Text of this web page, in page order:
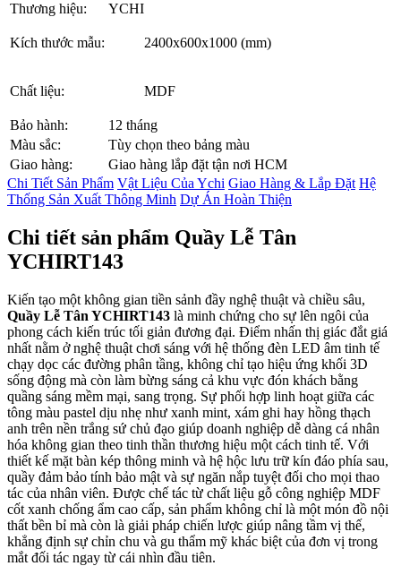
Thương hiệu:
YCHI
Kích thước mẫu: 2400x600x1000 (mm)
Chất liệu: MDF
Bảo hành:
12 tháng
Màu sắc:
Tùy chọn theo bảng màu
Giao hàng:
Giao hàng lắp đặt tận nơi HCM
Chi Tiết Sản Phẩm Vật Liệu Của Ychi Giao Hàng & Lắp Đặt Hệ
Thống Sản Xuất Thông Minh Dự Án Hoàn Thiện
Chi tiết sản phẩm Quầy Lễ Tân
YCHIRT143
Kiến tạo một không gian tiền sảnh đầy nghệ thuật và chiều sâu,
Quầy Lễ Tân YCHIRT143 là minh chứng cho sự lên ngôi của
phong cách kiến trúc tối giản đương đại. Điểm nhấn thị giác đắt giá
nhất nằm ở nghệ thuật chơi sáng với hệ thống đèn LED âm tinh tế
chạy dọc các đường phân tầng, không chỉ tạo hiệu ứng khối 3D
sống động mà còn làm bừng sáng cả khu vực đón khách bằng
quầng sáng mềm mại, sang trọng. Sự phối hợp linh hoạt giữa các
tông màu pastel dịu nhẹ như xanh mint, xám ghi hay hồng thạch
anh trên nền trắng sứ chủ đạo giúp doanh nghiệp dễ dàng cá nhân
hóa không gian theo tinh thần thương hiệu một cách tinh tế. Với
thiết kế mặt bàn kép thông minh và hệ hộc lưu trữ kín đáo phía sau,
quầy đảm bảo tính bảo mật và sự ngăn nắp tuyệt đối cho mọi thao
tác của nhân viên. Được chế tác từ chất liệu gỗ công nghiệp MDF
cốt xanh chống ẩm cao cấp, sản phẩm không chỉ là một món đồ nội
thất bền bỉ mà còn là giải pháp chiến lược giúp nâng tầm vị thế,
khẳng định sự chỉn chu và gu thẩm mỹ khác biệt của đơn vị trong
mắt đối tác ngay từ cái nhìn đầu tiên.